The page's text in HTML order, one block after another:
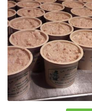

Agrandir la photo